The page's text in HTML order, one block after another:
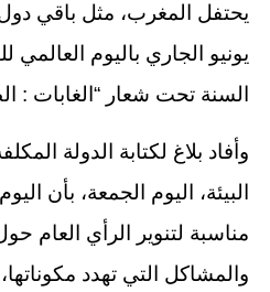
يحتفل المغرب، مثل باقي
يونيو الجاري باليوم العالمي
السنة تحت شعار “الغابات :
وأفاد بلاغ لكتابة الدولة
البيئة، اليوم الجمعة، بأن
مناسبة لتنوير الرأي العام حول
والمشاكل التي تهدد